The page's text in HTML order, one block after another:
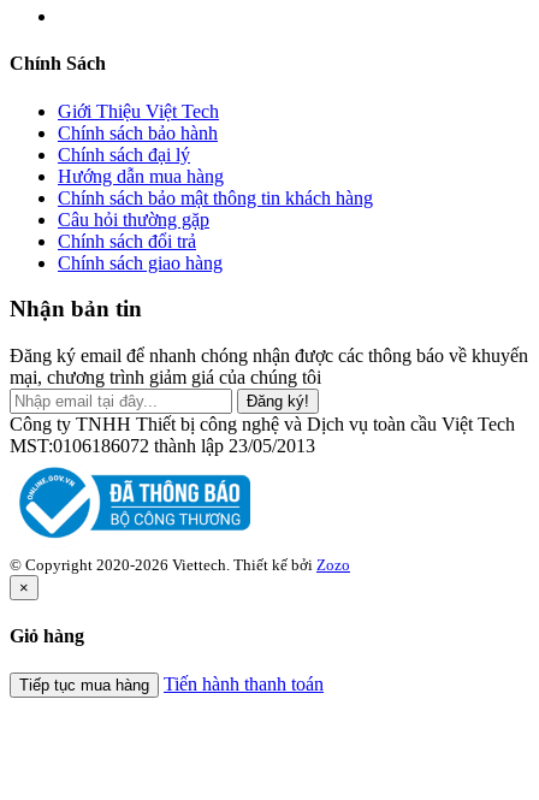
Chính Sách
Giới Thiệu Việt Tech
Chính sách bảo hành
Chính sách đại lý
Hướng dẫn mua hàng
Chính sách bảo mật thông tin khách hàng
Câu hỏi thường gặp
Chính sách đổi trả
Chính sách giao hàng
Nhận bản tin
Đăng ký email để nhanh chóng nhận được các thông báo về khuyến
mại, chương trình giảm giá của chúng tôi
Đăng ký!
Công ty TNHH Thiết bị công nghệ và Dịch vụ toàn cầu Việt Tech
MST:0106186072 thành lập 23/05/2013
© Copyright 2020-2026 Viettech. Thiết kế bởi Zozo
×
Giỏ hàng
Tiếp tục mua hàng Tiến hành thanh toán